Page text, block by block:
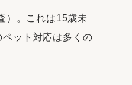
）。これは15歳未
ット対応は多くの